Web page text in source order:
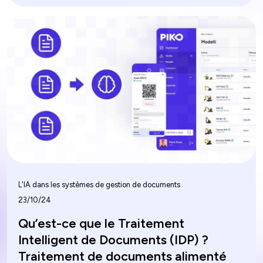
informations en temps réel pour prendre rapidement
des décisions éclairées. Cette synergie entre
l'accessibilité des données et l'automatisation
améliore non seulement l'efficacité opérationnelle,
mais favorise également l'innovation, permettant aux
équipes de se concentrer sur des initiatives
stratégiques plutôt que sur des processus banals. En
approfondissant, nous explorons comment ce duo
dynamique révolutionne le fonctionnement des
entreprises.
L'IA dans les systèmes de gestion de documents
23/10/24
Qu’est-ce que le Traitement
Intelligent de Documents (IDP) ?
Traitement de documents alimenté